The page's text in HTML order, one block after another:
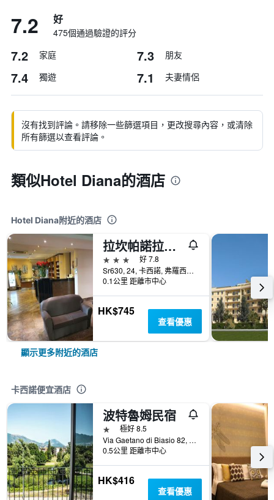
7.2 好
475個通過驗證的評分
7.2 家庭 7.3 朋友
7.4 獨遊 7.1 夫妻情侶
沒有找到評論。請移除一些篩選項目，更改搜尋內容，或清除
所有篩選以查看評論。
類似Hotel Diana的酒店
Hotel Diana附近的酒店
拉坎帕諾拉餐廳酒店 - 凱西諾
3星級
好 7.8
Sr630, 24, 卡西諾, 弗羅西諾內省, 義大利
0.1公里 距離市中心
HK$745
查看優惠
顯示更多附近的酒店
卡西諾便宜酒店
波特魯姆民宿
1星級極好 8.5
Via Gaetano di Biasio 82, 卡西諾, 弗羅西諾內省, 義大利
0.5公里 距離市中心
HK$416
查看優惠